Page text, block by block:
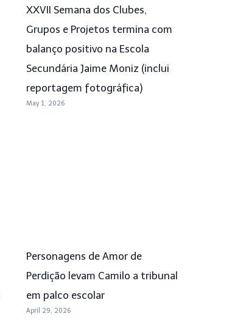
XXVII Semana dos Clubes,
Grupos e Projetos termina com
balanço positivo na Escola
Secundária Jaime Moniz (inclui
reportagem fotográfica)
May 1, 2026
Personagens de Amor de
Perdição levam Camilo a tribunal
em palco escolar
April 29, 2026